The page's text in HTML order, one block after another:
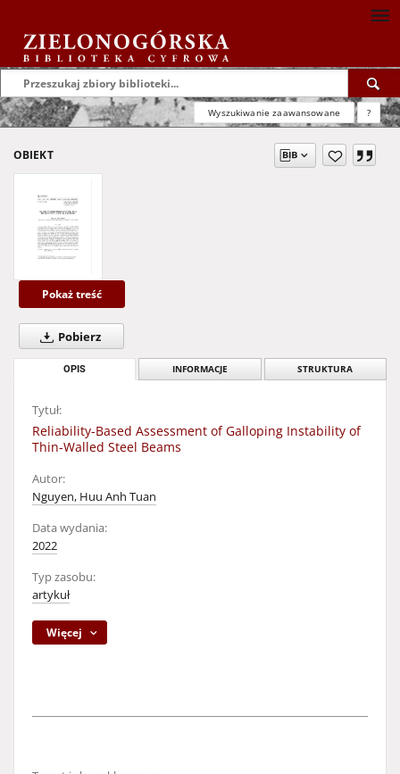
Wyszukiwanie zaawansowane ?
OBIEKT
Pokaż treść
Pobierz
OPIS INFORMACJE STRUKTURA
Tytuł:
Reliability-Based Assessment of Galloping Instability of
Thin-Walled Steel Beams
Autor:
Nguyen, Huu Anh Tuan
Data wydania:
2022
Typ zasobu:
artykuł
Więcej